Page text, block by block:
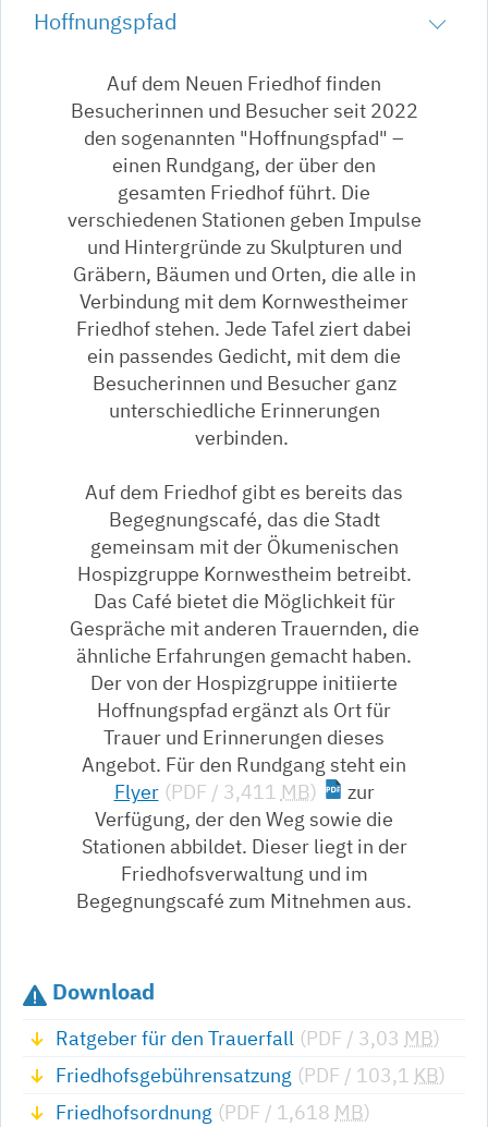
Hoffnungspfad
Auf dem Neuen Friedhof finden
Besucherinnen und Besucher seit 2022
den sogenannten "Hoffnungspfad" –
einen Rundgang, der über den
gesamten Friedhof führt. Die
verschiedenen Stationen geben Impulse
und Hintergründe zu Skulpturen und
Gräbern, Bäumen und Orten, die alle in
Verbindung mit dem Kornwestheimer
Friedhof stehen. Jede Tafel ziert dabei
ein passendes Gedicht, mit dem die
Besucherinnen und Besucher ganz
unterschiedliche Erinnerungen
verbinden.
Auf dem Friedhof gibt es bereits das
Begegnungscafé, das die Stadt
gemeinsam mit der Ökumenischen
Hospizgruppe Kornwestheim betreibt.
Das Café bietet die Möglichkeit für
Gespräche mit anderen Trauernden, die
ähnliche Erfahrungen gemacht haben.
Der von der Hospizgruppe initiierte
Hoffnungspfad ergänzt als Ort für
Trauer und Erinnerungen dieses
Angebot. Für den Rundgang steht ein
Flyer (PDF / 3,411 MB)
zur
Verfügung, der den Weg sowie die
Stationen abbildet. Dieser liegt in der
Friedhofsverwaltung und im
Begegnungscafé zum Mitnehmen aus.
Download
Ratgeber für den Trauerfall (PDF / 3,03 MB)
Friedhofsgebührensatzung (PDF / 103,1 KB)
Friedhofsordnung (PDF / 1,618 MB)